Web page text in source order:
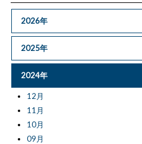
2026年
2025年
2024年
12月
11月
10月
09月